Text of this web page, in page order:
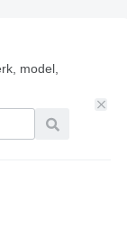
model,